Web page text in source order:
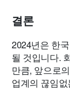
결론
2024년은 한
될 것입니다.
만큼, 앞으로
업계의 끊임